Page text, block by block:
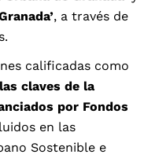
, a través de
calificadas como
claves de la
por Fondos
en las
Sostenible e